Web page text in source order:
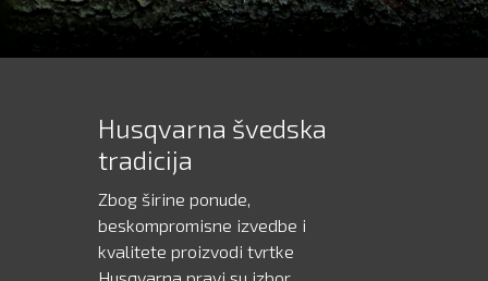
Husqvarna švedska
tradicija
Zbog širine ponude,
beskompromisne izvedbe i
kvalitete proizvodi tvrtke